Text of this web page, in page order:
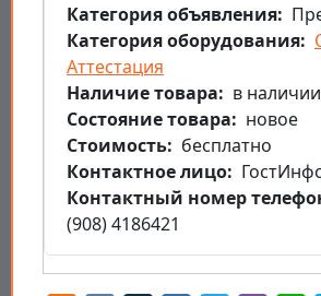
Категория объявления
Категория оборудования
Аттестация
Наличие товара
в наличии
Состояние товара
новое
Стоимость
бесплатно
Контактное лицо
Контактный номер
(908) 4186421